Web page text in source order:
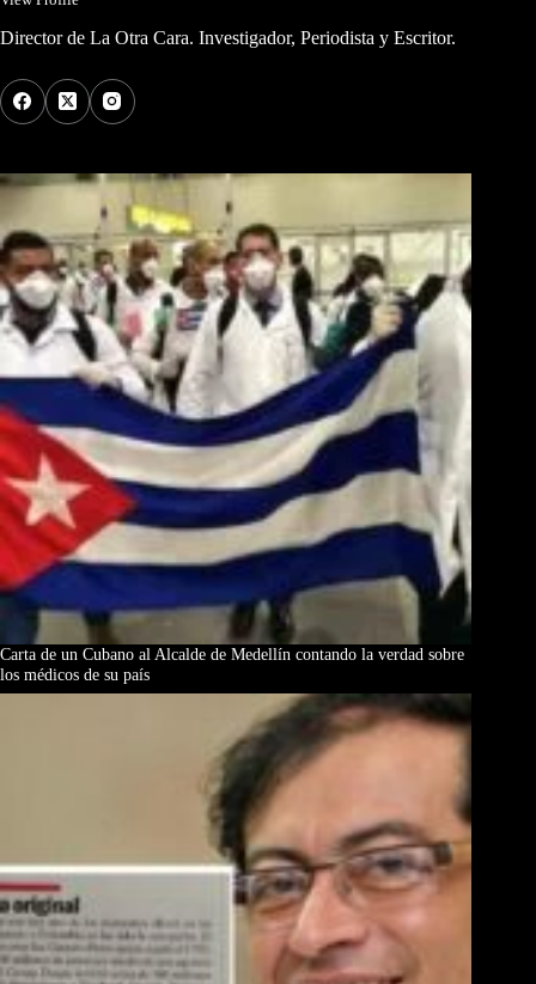
Director de La Otra Cara. Investigador, Periodista y Escritor.
Carta de un Cubano al Alcalde de Medellín contando la verdad sobre
los médicos de su país